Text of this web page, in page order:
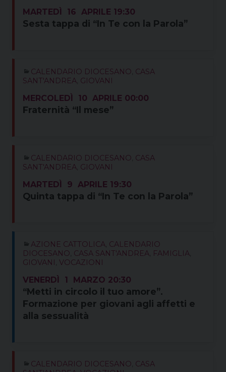
MARTEDÌ 16 APRILE 19:30
Sesta tappa di “In Te con la Parola”
CALENDARIO DIOCESANO CASA
SANT'ANDREA GIOVANI
MERCOLEDÌ 10 APRILE 00:00
Fraternità “Il mese”
CALENDARIO DIOCESANO CASA
SANT'ANDREA GIOVANI
MARTEDÌ 9 APRILE 19:30
Quinta tappa di “In Te con la Parola”
AZIONE CATTOLICA CALENDARIO
DIOCESANO CASA SANT'ANDREA FAMIGLIA
GIOVANI VOCAZIONI
VENERDÌ 1 MARZO 20:30
“Metti in circolo il tuo amore”.
Formazione per giovani agli affetti e
alla sessualità
CALENDARIO DIOCESANO CASA